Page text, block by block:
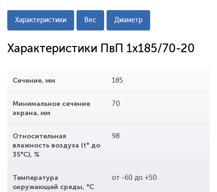
Характеристики Вес Диаметр
Характеристики ПвП 1x185/70-20
Сечение, мм 185
Минимальное сечение
экрана, мм
70
Относительная
влажность воздуха (t° до
35°С), %
98
Температура
окружающей среды, °С
от -60 до +50